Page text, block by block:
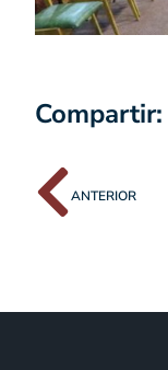
Compartir:
ANTERIOR